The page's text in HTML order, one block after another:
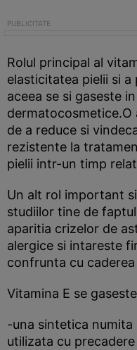
Rolul principal al
elasticitatea pielii si
aceea se si gaseste
dermatocosmetice.O
de a reduce si
rezistente la
pielii intr-un timp
Un alt rol important
studiilor tine de
aparitia crizelor de
alergice si intareste
confrunta cu
Vitamina E se
-una sintetica
utilizata cu